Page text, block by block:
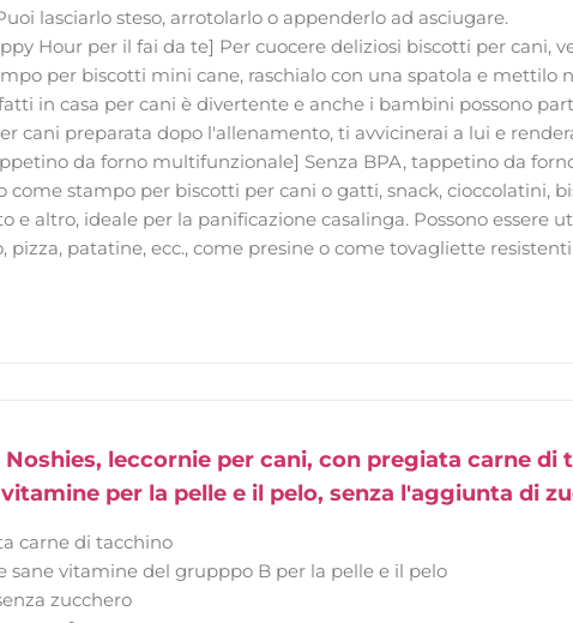
lasciarlo steso, arrotolarlo o appenderlo ad asciugare.
Hour per il fai da te] Per cuocere deliziosi biscotti per cani,
per biscotti mini cane, raschialo con una spatola e mettilo
in casa per cani è divertente e anche i bambini possono
cani preparata dopo l'allenamento, ti avvicinerai a lui e
da forno multifunzionale] Senza BPA, tappetino da
come stampo per biscotti per cani o gatti, snack, cioccolatini,
e altro, ideale per la panificazione casalinga. Possono essere
pizza, patatine, ecc., come presine o come tovagliette
leccornie per cani, con pregiata carne di
per la pelle e il pelo, senza l'aggiunta di
carne di tacchino
sane vitamine del grupppo B per la pelle e il pelo
zucchero